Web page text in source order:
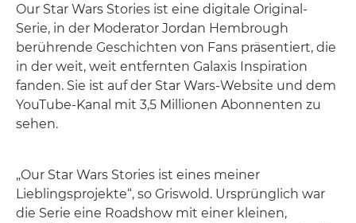
Our Star Wars Stories ist eine digitale Original-
Serie, in der Moderator Jordan Hembrough
berührende Geschichten von Fans präsentiert, die
in der weit, weit entfernten Galaxis Inspiration
fanden. Sie ist auf der Star Wars-Website und dem
YouTube-Kanal mit 3,5 Millionen Abonnenten zu
sehen.
„Our Star Wars Stories ist eines meiner
Lieblingsprojekte“, so Griswold. Ursprünglich war
die Serie eine Roadshow mit einer kleinen,